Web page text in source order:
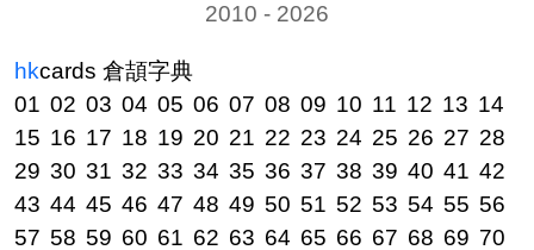
2010 - 2026
hkcards 倉頡字典
01 02 03 04 05 06 07 08 09 10 11 12 13 14
15 16 17 18 19 20 21 22 23 24 25 26 27 28
29 30 31 32 33 34 35 36 37 38 39 40 41 42
43 44 45 46 47 48 49 50 51 52 53 54 55 56
57 58 59 60 61 62 63 64 65 66 67 68 69 70